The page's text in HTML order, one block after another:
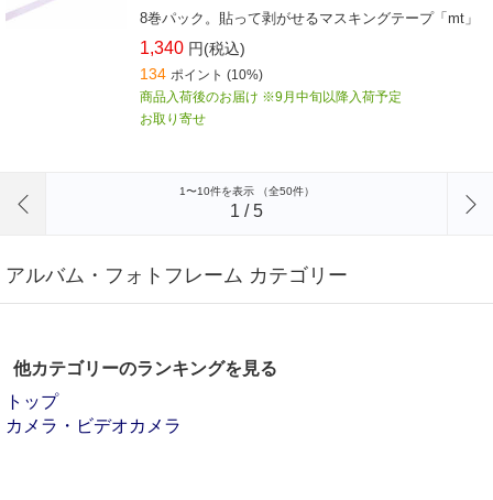
8巻パック。貼って剥がせるマスキングテープ「mt」
1,340 円(税込)
134 ポイント (10%)
商品入荷後のお届け ※9月中旬以降入荷予定
お取り寄せ
1〜10件を表示 （全50件）
1 /5
アルバム・フォトフレーム カテゴリー
他カテゴリーのランキングを見る
トップ
カメラ・ビデオカメラ